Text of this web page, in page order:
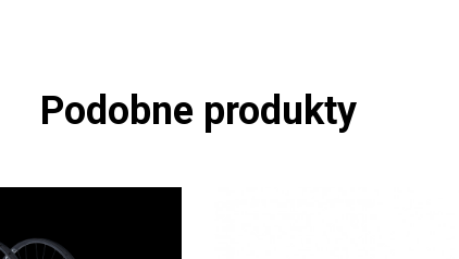
Podobne produkty